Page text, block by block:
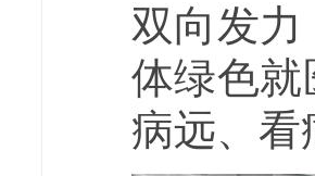
双向发
体绿色
病远、看